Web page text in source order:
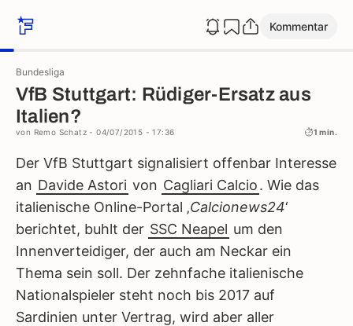
Kommentar
Bundesliga
VfB Stuttgart: Rüdiger-Ersatz aus
Italien?
von Remo Schatz - 04/07/2015 - 17:36 1 min.
Der VfB Stuttgart signalisiert offenbar Interesse
an Davide Astori von Cagliari Calcio. Wie das
italienische Online-Portal ‚Calcionews24‘
berichtet, buhlt der SSC Neapel um den
Innenverteidiger, der auch am Neckar ein
Thema sein soll. Der zehnfache italienische
Nationalspieler steht noch bis 2017 auf
Sardinien unter Vertrag, wird aber aller